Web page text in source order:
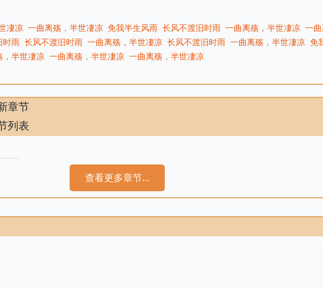
凄凉 一曲离殇，半世凄凉 免我半生风雨 长风不渡旧时雨 一曲离殇，半世凄凉 一
时雨 长风不渡旧时雨 一曲离殇，半世凄凉 长风不渡旧时雨 一曲离殇，半世凄凉 免
，半世凄凉 一曲离殇，半世凄凉 一曲离殇，半世凄凉
章节
列表
查看更多章节...